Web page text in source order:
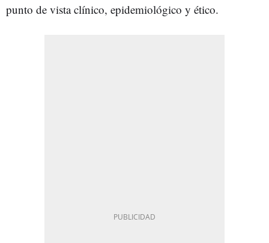
punto de vista clínico, epidemiológico y ético.